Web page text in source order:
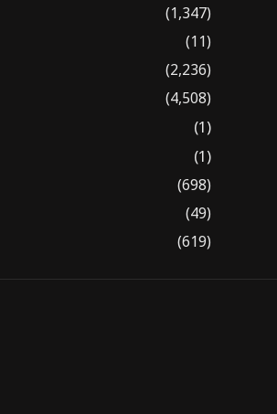
(1,347)
(11)
(2,236)
(4,508)
(1)
(1)
(698)
(49)
(619)